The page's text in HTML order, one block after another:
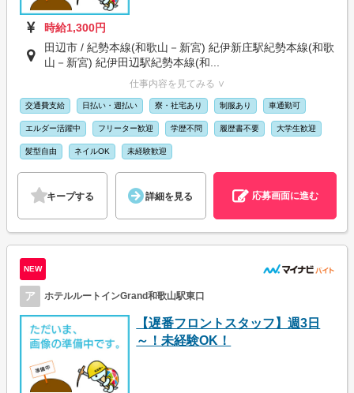
時給1,300円
田辺市 / 紀勢本線(和歌山－新宮) 紀伊新庄駅紀勢本線(和歌
山－新宮) 紀伊田辺駅紀勢本線(和...
仕事内容を見てみる ∨
交通費支給 日払い・週払い 寮・社宅あり 制服あり 車通勤可
エルダー活躍中 フリーター歓迎 学歴不問 履歴書不要 大学生歓迎
髪型自由 ネイルOK 未経験歓迎
キープする 詳細を見る 応募画面に進む
NEW
ア ホテルルートインGrand和歌山駅東口
【遅番フロントスタッフ】週3日
～！未経験OK！